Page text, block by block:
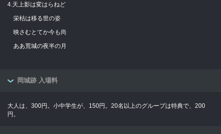
4.天上影は変はらねど
栄枯は移る世の姿
映さむとてか今も尚
ああ荒城の夜半の月
岡城跡 入場料
大人は、300円。小中学生が、150円。20名以上のグループは特典で、200
円。